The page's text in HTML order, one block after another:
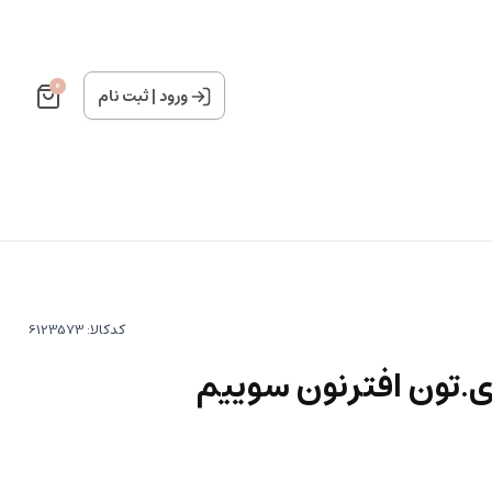
ورود|ثبت نام 0
کدکالا:
افترنون سوییم